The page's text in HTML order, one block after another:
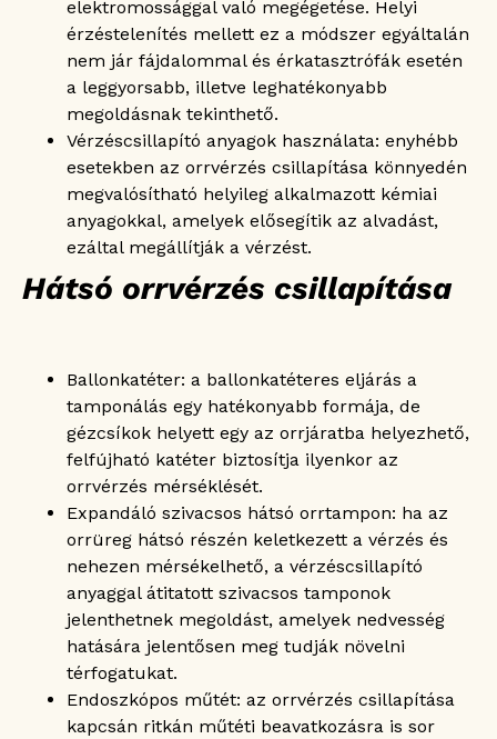
elektromossággal való megégetése. Helyi
érzéstelenítés mellett ez a módszer egyáltalán
nem jár fájdalommal és érkatasztrófák esetén
a leggyorsabb, illetve leghatékonyabb
megoldásnak tekinthető.
Vérzéscsillapító anyagok használata: enyhébb
esetekben az orrvérzés csillapítása könnyedén
megvalósítható helyileg alkalmazott kémiai
anyagokkal, amelyek elősegítik az alvadást,
ezáltal megállítják a vérzést.
Hátsó orrvérzés csillapítása
Ballonkatéter: a ballonkatéteres eljárás a
tamponálás egy hatékonyabb formája, de
gézcsíkok helyett egy az orrjáratba helyezhető,
felfújható katéter biztosítja ilyenkor az
orrvérzés mérséklését.
Expandáló szivacsos hátsó orrtampon: ha az
orrüreg hátsó részén keletkezett a vérzés és
nehezen mérsékelhető, a vérzéscsillapító
anyaggal átitatott szivacsos tamponok
jelenthetnek megoldást, amelyek nedvesség
hatására jelentősen meg tudják növelni
térfogatukat.
Endoszkópos műtét: az orrvérzés csillapítása
kapcsán ritkán műtéti beavatkozásra is sor